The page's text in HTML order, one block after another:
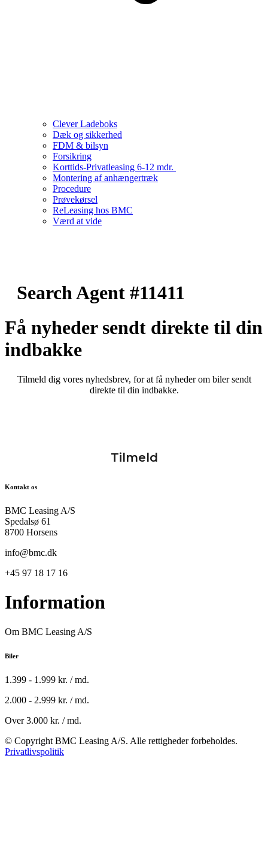
Clever Ladeboks
Dæk og sikkerhed
FDM & bilsyn
Forsikring
Korttids-Privatleasing 6-12 mdr.
Montering af anhængertræk
Procedure
Prøvekørsel
ReLeasing hos BMC
Værd at vide
Search Agent #11411
Få nyheder sendt direkte til din
indbakke
Tilmeld dig vores nyhedsbrev, for at få nyheder om biler sendt
direkte til din indbakke.
Kontakt os
BMC Leasing A/S
Spedalsø 61
8700 Horsens
info@bmc.dk
+45 97 18 17 16
Information
Om BMC Leasing A/S
Biler
1.399 - 1.999 kr. / md.
2.000 - 2.999 kr. / md.
Over 3.000 kr. / md.
© Copyright BMC Leasing A/S. Alle rettigheder forbeholdes.
Privatlivspolitik